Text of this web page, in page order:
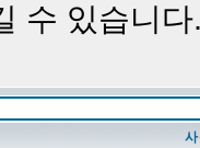
수 있습니다